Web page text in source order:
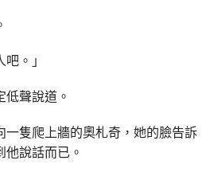
。」
低聲說道。
一隻爬上牆的奧札奇，她的臉告訴
說話而已。